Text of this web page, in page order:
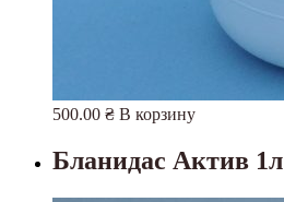
500.00 ₴ В корзину
Бланидас Актив 1л